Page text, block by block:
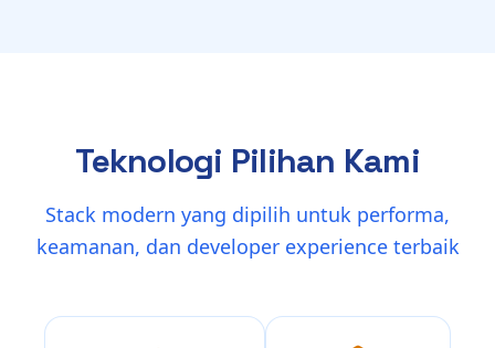
Teknologi Pilihan Kami
Stack modern yang dipilih untuk performa,
keamanan, dan developer experience terbaik